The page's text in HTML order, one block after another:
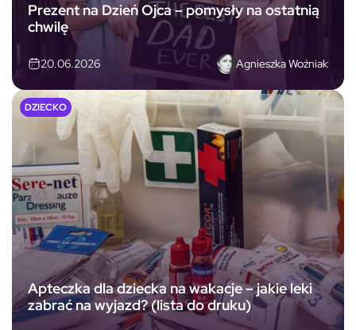
Prezent na Dzień Ojca – pomysły na ostatnią
chwilę
20.06.2026 Agnieszka Woźniak
Apteczka dla dziecka na wakacje – jakie leki
zabrać na wyjazd? (lista do druku)
DZIECKO